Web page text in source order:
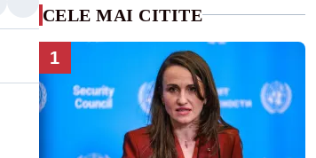
CELE MAI CITITE
1